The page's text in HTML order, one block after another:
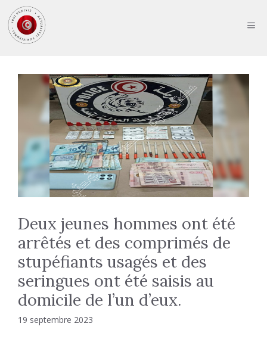
au
contenu
Deux jeunes hommes ont été
arrêtés et des comprimés de
stupéfiants usagés et des
seringues ont été saisis au
domicile de l’un d’eux.
19 septembre 2023